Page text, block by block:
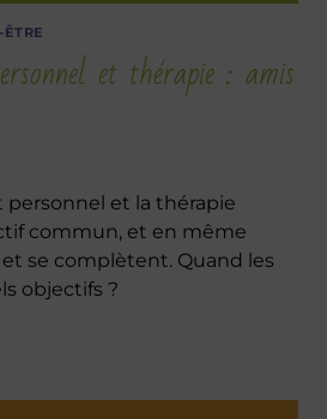
et thérapie : amis
et la thérapie
commun, et en même
se complètent. Quand les
objectifs ?
: